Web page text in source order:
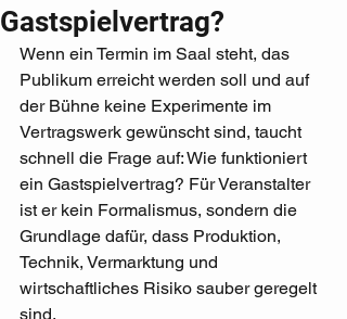
Gastspielvertrag?
Wenn ein Termin im Saal steht, das
Publikum erreicht werden soll und auf
der Bühne keine Experimente im
Vertragswerk gewünscht sind, taucht
schnell die Frage auf: Wie funktioniert
ein Gastspielvertrag? Für Veranstalter
ist er kein Formalismus, sondern die
Grundlage dafür, dass Produktion,
Technik, Vermarktung und
wirtschaftliches Risiko sauber geregelt
sind.